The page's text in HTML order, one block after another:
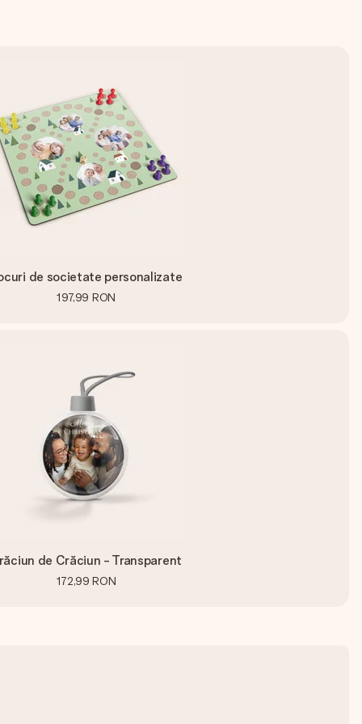
de societate personalizate
197,99 RON
de Crăciun - Transparent
172,99 RON